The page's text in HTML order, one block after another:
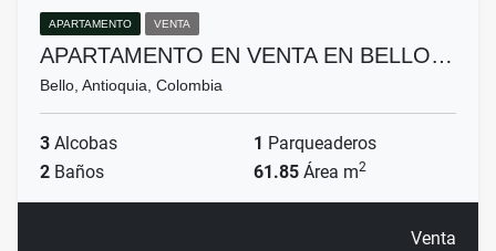
APARTAMENTO VENTA
APARTAMENTO EN VENTA EN BELLO…
Bello, Antioquia, Colombia
3 Alcobas 1 Parqueaderos
2 Baños 61.85 Área m2
Venta